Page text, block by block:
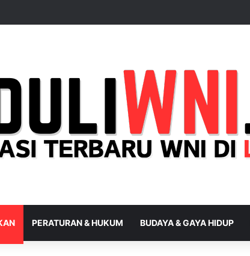
PERATURAN & HUKUM BUDAYA & GAYA HIDUP